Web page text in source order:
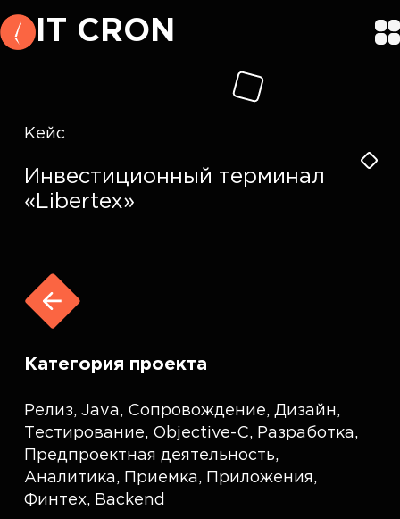
IT CRON
Кейс
Инвестиционный терминал
«Libertex»
Категория проекта
Релиз,Java, Сопровождение, Дизайн,
Тестирование, Objective-C, Разработка,
Предпроектная деятельность,
Аналитика, Приемка, Приложения,
Финтех, Backend